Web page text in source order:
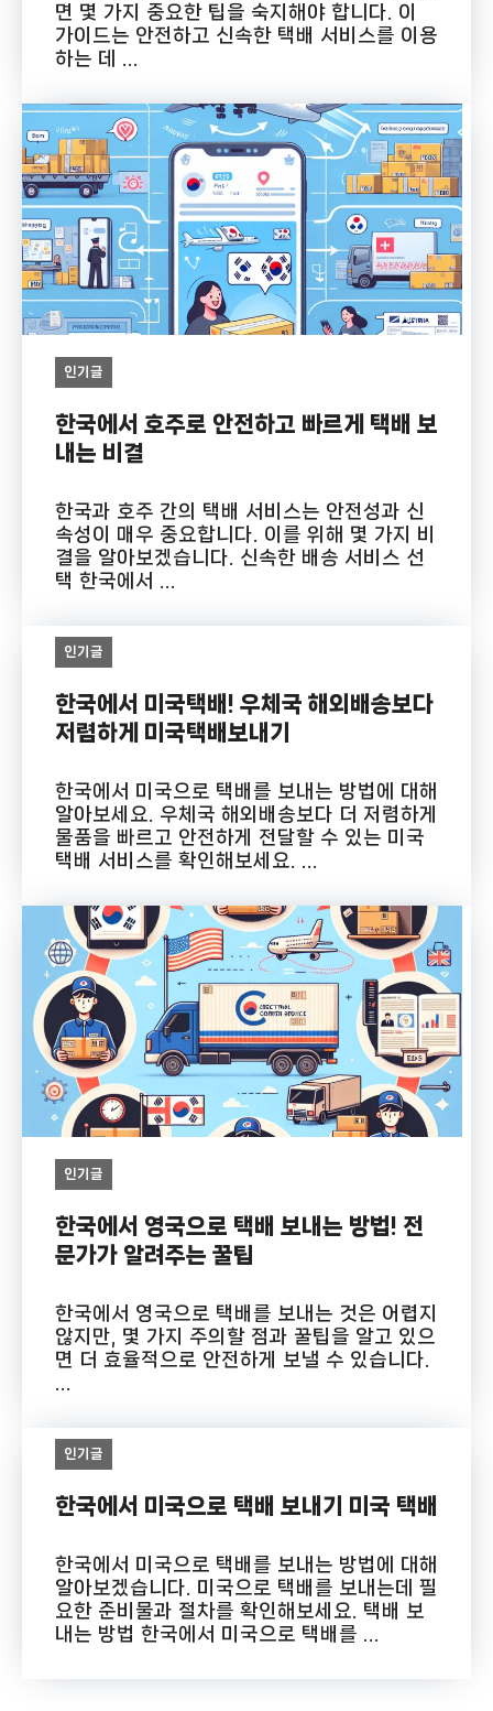
면 몇 가지 중요한 팁을 숙지해야 합니다. 이
가이드는 안전하고 신속한 택배 서비스를 이용
하는 데 ...
인기글
한국에서 호주로 안전하고 빠르게 택배 보
내는 비결
한국과 호주 간의 택배 서비스는 안전성과 신
속성이 매우 중요합니다. 이를 위해 몇 가지 비
결을 알아보겠습니다. 신속한 배송 서비스 선
택 한국에서 ...
인기글
한국에서 미국택배! 우체국 해외배송보다
저렴하게 미국택배보내기
한국에서 미국으로 택배를 보내는 방법에 대해
알아보세요. 우체국 해외배송보다 더 저렴하게
물품을 빠르고 안전하게 전달할 수 있는 미국
택배 서비스를 확인해보세요. ...
인기글
한국에서 영국으로 택배 보내는 방법! 전
문가가 알려주는 꿀팁
한국에서 영국으로 택배를 보내는 것은 어렵지
않지만, 몇 가지 주의할 점과 꿀팁을 알고 있으
면 더 효율적으로 안전하게 보낼 수 있습니다.
인기글
한국에서 미국으로 택배 보내기 미국 택배
한국에서 미국으로 택배를 보내는 방법에 대해
알아보겠습니다. 미국으로 택배를 보내는데 필
요한 준비물과 절차를 확인해보세요. 택배 보
내는 방법 한국에서 미국으로 택배를 ...